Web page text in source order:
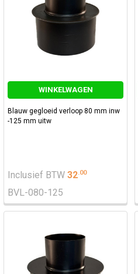
WINKELWAGEN
Blauw gegloeid verloop 80 mm inw
-125 mm uitw
Inclusief BTW 32.00
BVL-080-125